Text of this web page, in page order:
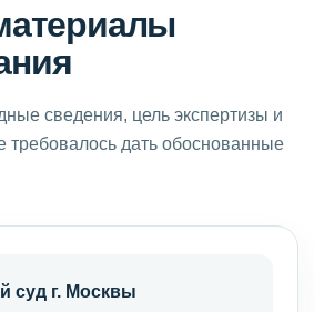
сведения, цель экспертизы и
требовалось дать обоснованные
суд г. Москвы